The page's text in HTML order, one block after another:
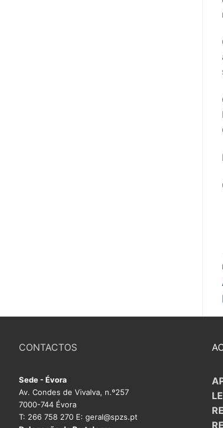
CONTACTOS
Sede - Évora
Av. Condes de Vivalva, n.º257
7000-744 Évora
T: 266 758 270 E: geral@spzs.pt